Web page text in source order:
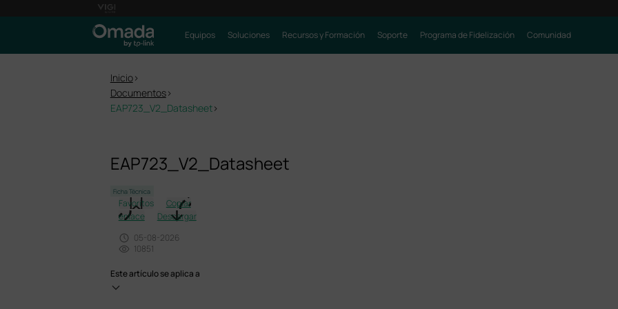
Equipos Soluciones Recursos y Formación Soporte Programa de Fidelización Comunidad
Inicio>
Documentos>
EAP723_V2_Datasheet>
EAP723_V2_Datasheet
Ficha Técnica
Favoritos
Copiar
enlace
Descargar
05-08-2026
10851
Este artículo se aplica a